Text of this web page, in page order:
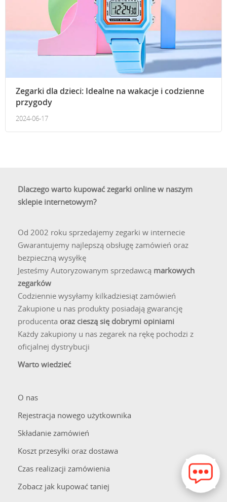
Zegarki dla dzieci: Idealne na wakacje i codzienne
przygody
2024-06-17
Dlaczego warto kupować zegarki online w naszym
sklepie internetowym?
Od 2002 roku sprzedajemy zegarki w internecie
Gwarantujemy najlepszą obsługę zamówień oraz
bezpieczną wysyłkę
Jesteśmy Autoryzowanym sprzedawcą markowych
zegarków
Codziennie wysyłamy kilkadziesiąt zamówień
Zakupione u nas produkty posiadają gwarancję
producenta oraz cieszą się dobrymi opiniami
Każdy zakupiony u nas zegarek na rękę pochodzi z
oficjalnej dystrybucji
Warto wiedzieć
O nas
Rejestracja nowego użytkownika
Składanie zamówień
Koszt przesyłki oraz dostawa
Czas realizacji zamówienia
Zobacz jak kupować taniej